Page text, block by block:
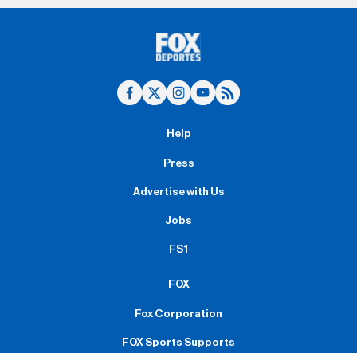
Help
Press
Advertise with Us
Jobs
FS1
FOX
Fox Corporation
FOX Sports Supports